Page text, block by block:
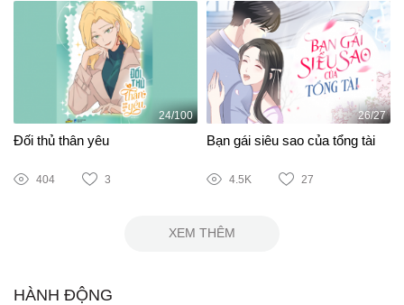
24/100
Đối thủ thân yêu
404 3
26/27
Bạn gái siêu sao của tổng tài
4.5K 27
XEM THÊM
HÀNH ĐỘNG